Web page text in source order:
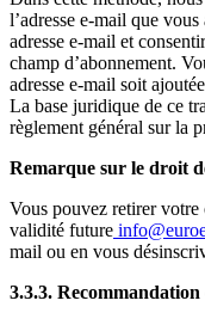
l’adresse e-mail que
adresse e-mail et
champ d’abonnement.
adresse e-mail soit
La base juridique de ce
règlement général sur la
Remarque sur le droit
Vous pouvez retirer votre
validité future
mail ou en vous
3.3.3.